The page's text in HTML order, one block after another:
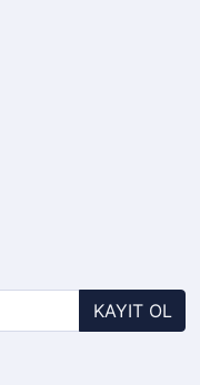
KAYIT OL